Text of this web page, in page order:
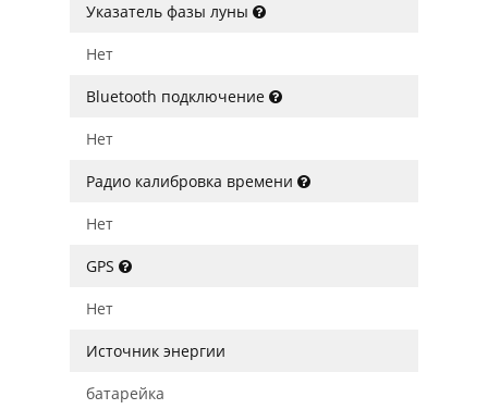
Указатель фазы луны
Нет
Bluetooth подключение
Нет
Радио калибровка времени
Нет
GPS
Нет
Источник энергии
батарейка